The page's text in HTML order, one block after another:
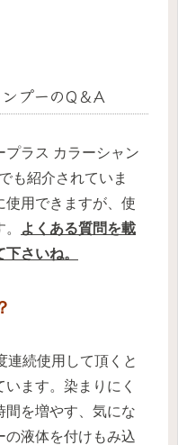
プーのQ＆A
プラス カラーシャン
も紹介されていま
使用できますが、使
よくある質問を載
さいね。
連続使用して頂くと
ます。染まりにく
間を増やす、気にな
の液体を付けもみ込